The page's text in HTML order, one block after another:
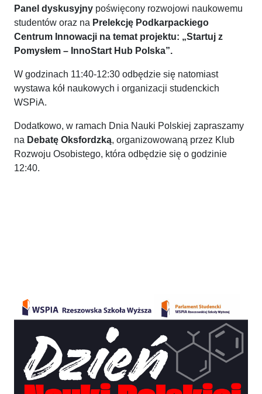
Panel dyskusyjny poświęcony rozwojowi naukowemu
studentów oraz na Prelekcję Podkarpackiego
Centrum Innowacji na temat projektu: „Startuj z
Pomysłem – InnoStart Hub Polska”.
W godzinach 11:40-12:30 odbędzie się natomiast
wystawa kół naukowych i organizacji studenckich
WSPiA.
Dodatkowo, w ramach Dnia Nauki Polskiej zapraszamy
na Debatę Oksfordzką, organizowowaną przez Klub
Rozwoju Osobistego, która odbędzie się o godzinie
12:40.